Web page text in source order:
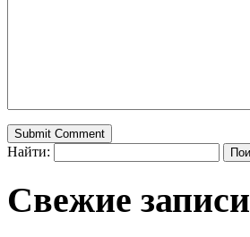
Найти:
Свежие записи